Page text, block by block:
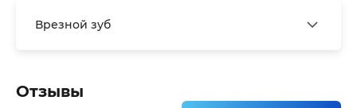
Врезной зуб
Отзывы